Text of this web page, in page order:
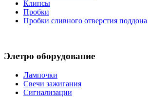
Клипсы
Пробки
Пробки сливного отверстия поддона
Элетро оборудование
Лампочки
Свечи зажигания
Сигнализации